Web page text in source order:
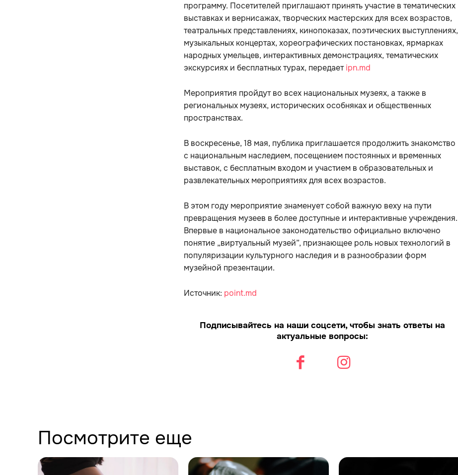
программу. Посетителей приглашают принять участие в тематических
выставках и вернисажах, творческих мастерских для всех возрастов,
театральных представлениях, кинопоказах, поэтических выступлениях,
музыкальных концертах, хореографических постановках, ярмарках
народных умельцев, интерактивных демонстрациях, тематических
экскурсиях и бесплатных турах, передаетipn.md
Мероприятия пройдут во всех национальных музеях, а также в
региональных музеях, исторических особняках и общественных
пространствах.
В воскресенье, 18 мая, публика приглашается продолжить знакомство
с национальным наследием, посещением постоянных и временных
выставок, с бесплатным входом и участием в образовательных и
развлекательных мероприятиях для всех возрастов.
В этом году мероприятие знаменует собой важную веху на пути
превращения музеев в более доступные и интерактивные учреждения.
Впервые в национальное законодательство официально включено
понятие „виртуальный музей”, признающее роль новых технологий в
популяризации культурного наследия и в разнообразии форм
музейной презентации.
Источник: point.md
Подписывайтесь на наши соцсети, чтобы знать ответы на
актуальные вопросы:
Посмотрите еще